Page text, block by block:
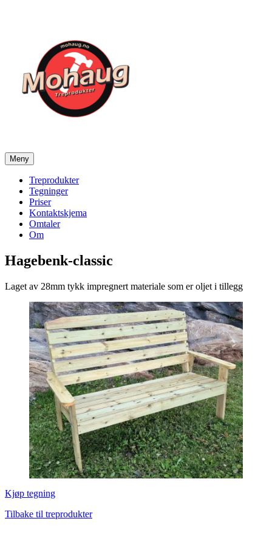
Mohaug Treprodukter
Salg av tegninger og treprodukter
Meny
Treprodukter
Tegninger
Priser
Kontaktskjema
Omtaler
Om
Hagebenk-classic
Laget av 28mm tykk impregnert materiale som er oljet i tillegg
Kjøp tegning
Tilbake til treprodukter